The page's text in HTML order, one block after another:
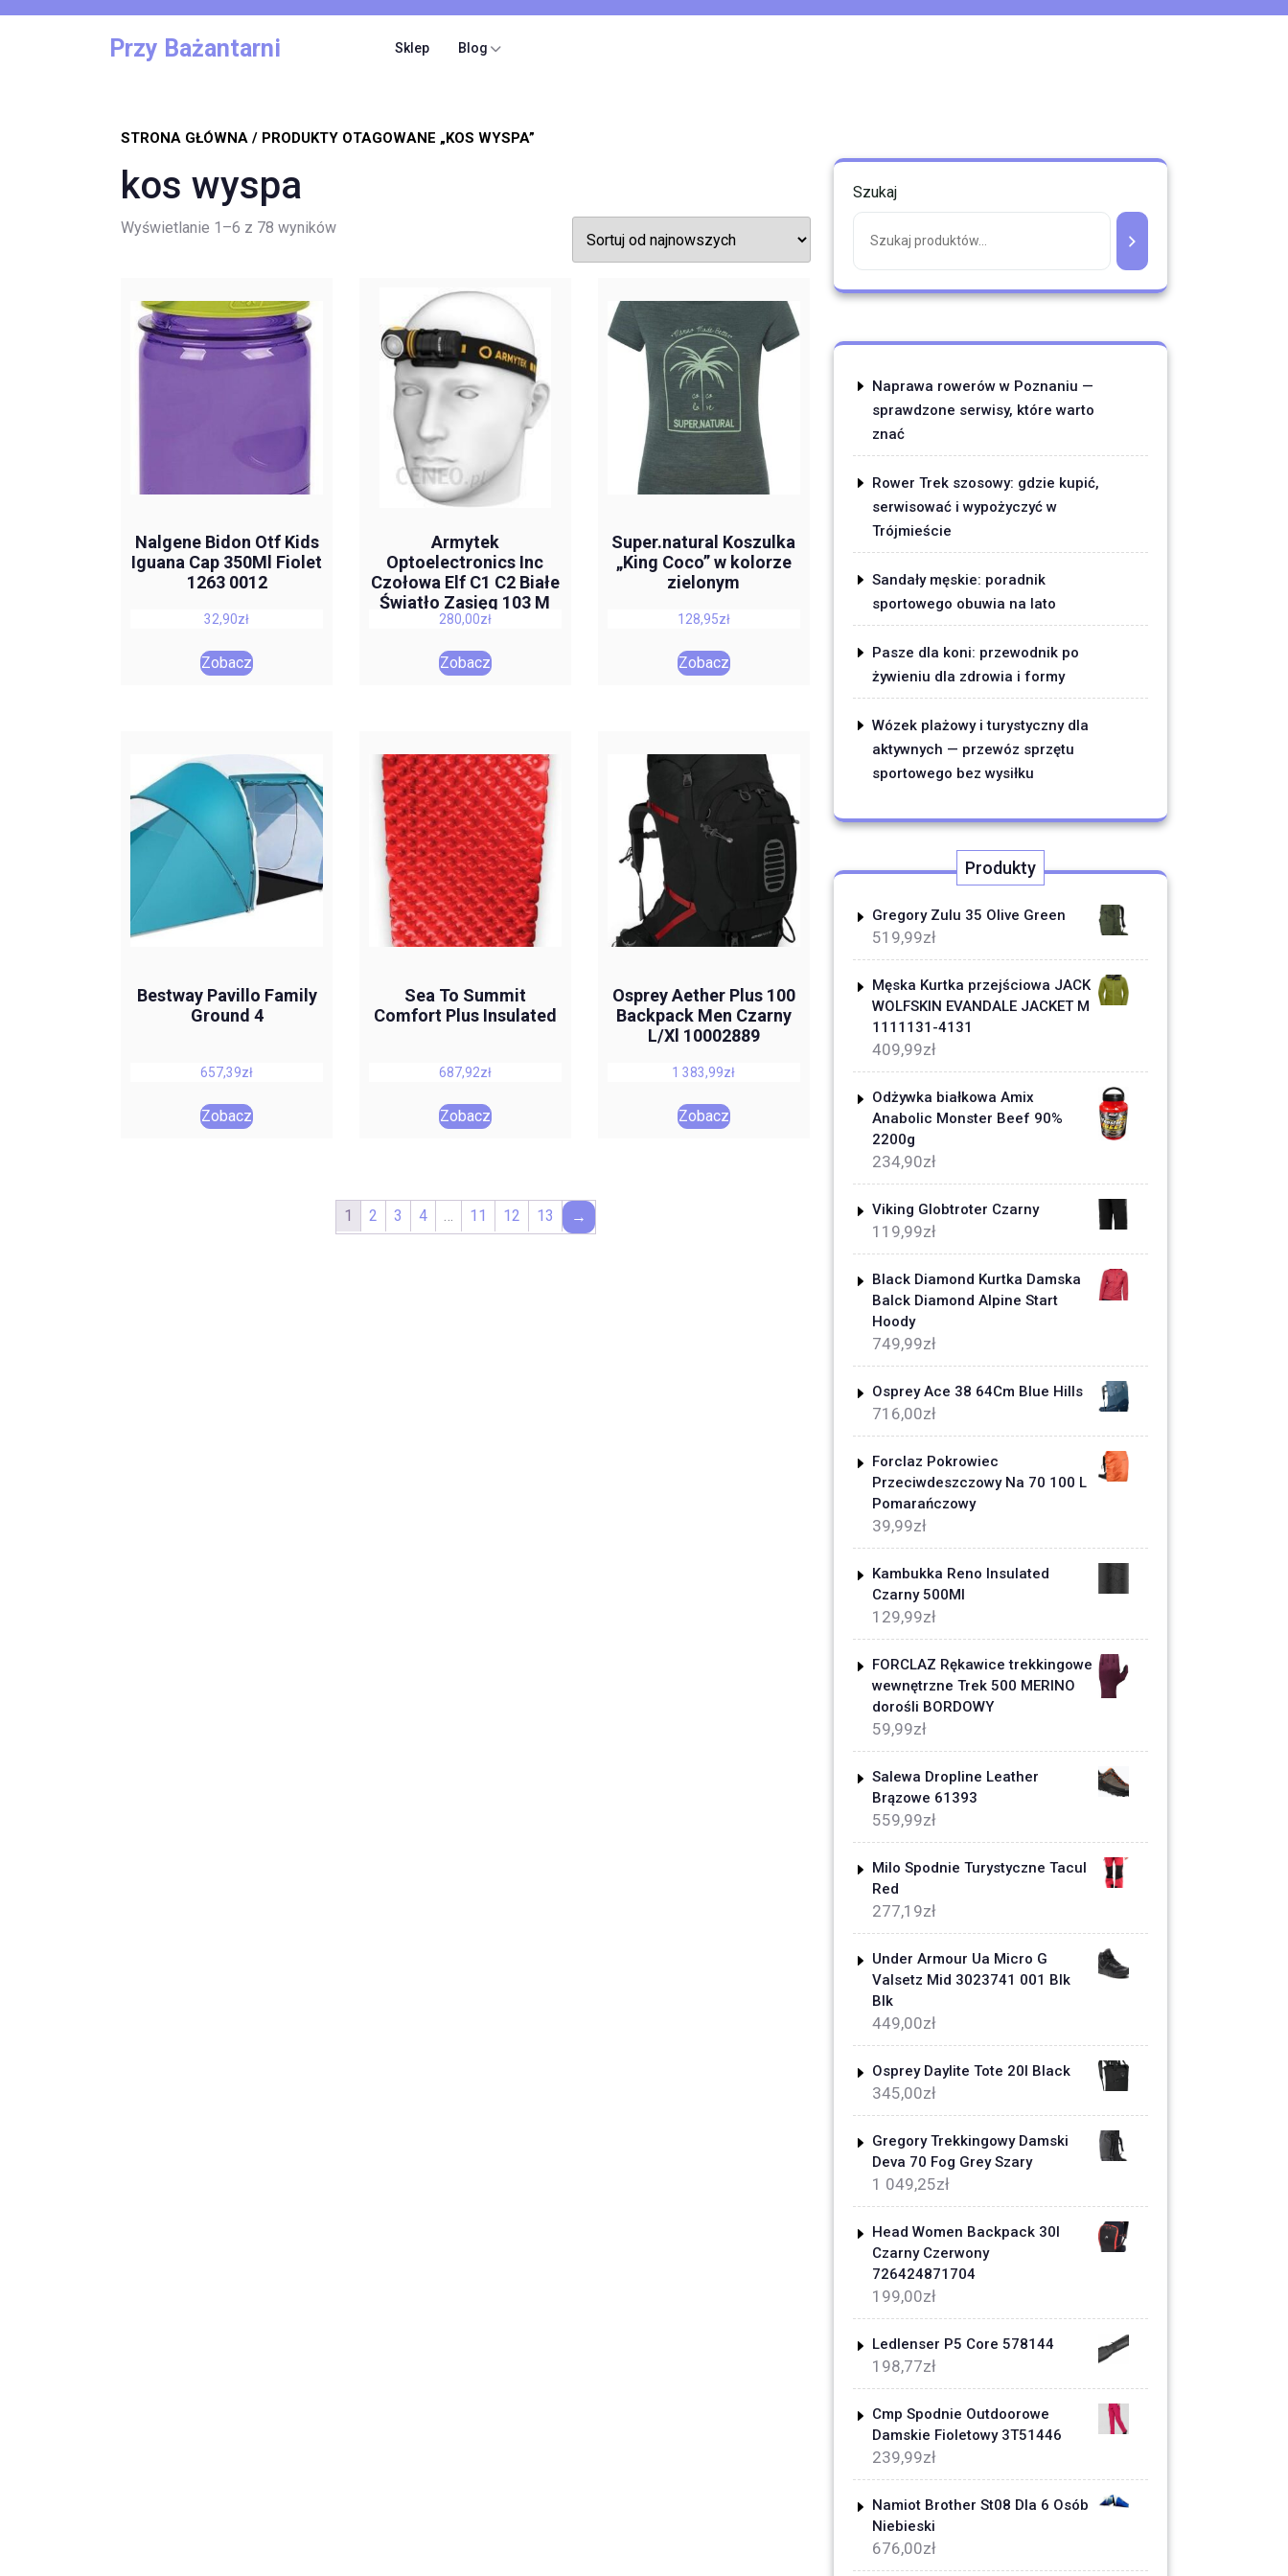
Przy Bażantarni Sklep Blog
STRONA GŁÓWNA / PRODUKTY OTAGOWANE „KOS WYSPA”
kos wyspa
Wyświetlanie 1–6 z 78 wynikówPosortowane
Nalgene Bidon Otf Kids
Iguana Cap 350Ml Fiolet
1263 0012
32,90zł
Zobacz
Armytek
Optoelectronics Inc
Czołowa Elf C1 C2 Białe
Światło Zasięg 103 M
Micro Usb Wersja
280,00zł
Zobacz
Super.natural Koszulka
„King Coco” w kolorze
zielonym
128,95zł
Zobacz
Bestway Pavillo Family
Ground 4
657,39zł
Zobacz
Sea To Summit
Comfort Plus Insulated
687,92zł
Zobacz
Osprey Aether Plus 100
Backpack Men Czarny
L/Xl 10002889
1 383,99zł
Zobacz
1 2 3 4 … 11 12 13 →
Szukaj
Naprawa rowerów w Poznaniu —
sprawdzone serwisy, które warto
znać
Rower Trek szosowy: gdzie kupić,
serwisować i wypożyczyć w
Trójmieście
Sandały męskie: poradnik
sportowego obuwia na lato
Pasze dla koni: przewodnik po
żywieniu dla zdrowia i formy
Wózek plażowy i turystyczny dla
aktywnych — przewóz sprzętu
sportowego bez wysiłku
Produkty
Gregory Zulu 35 Olive Green
519,99zł
Męska Kurtka przejściowa JACK
WOLFSKIN EVANDALE JACKET M
1111131-4131
409,99zł
Odżywka białkowa Amix
Anabolic Monster Beef 90%
2200g
234,90zł
Viking Globtroter Czarny
119,99zł
Black Diamond Kurtka Damska
Balck Diamond Alpine Start
Hoody
749,99zł
Osprey Ace 38 64Cm Blue Hills
716,00zł
Forclaz Pokrowiec
Przeciwdeszczowy Na 70 100 L
Pomarańczowy
39,99zł
Kambukka Reno Insulated
Czarny 500Ml
129,99zł
FORCLAZ Rękawice trekkingowe
wewnętrzne Trek 500 MERINO
dorośli BORDOWY
59,99zł
Salewa Dropline Leather
Brązowe 61393
559,99zł
Milo Spodnie Turystyczne Tacul
Red
277,19zł
Under Armour Ua Micro G
Valsetz Mid 3023741 001 Blk
Blk
449,00zł
Osprey Daylite Tote 20l Black
345,00zł
Gregory Trekkingowy Damski
Deva 70 Fog Grey Szary
1 049,25zł
Head Women Backpack 30l
Czarny Czerwony
726424871704
199,00zł
Ledlenser P5 Core 578144
198,77zł
Cmp Spodnie Outdoorowe
Damskie Fioletowy 3T51446
239,99zł
Namiot Brother St08 Dla 6 Osób
Niebieski
676,00zł